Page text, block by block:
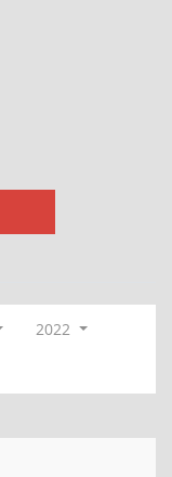
2022